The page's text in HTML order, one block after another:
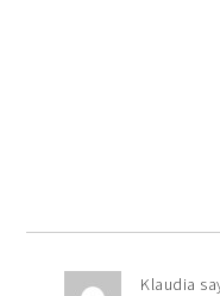
Klaudia